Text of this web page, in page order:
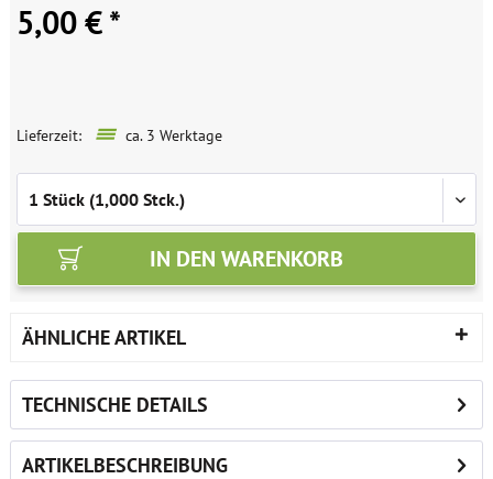
5,00 € *
Lieferzeit: ca. 3 Werktage
IN DEN WARENKORB
ÄHNLICHE ARTIKEL
TECHNISCHE DETAILS
ARTIKELBESCHREIBUNG